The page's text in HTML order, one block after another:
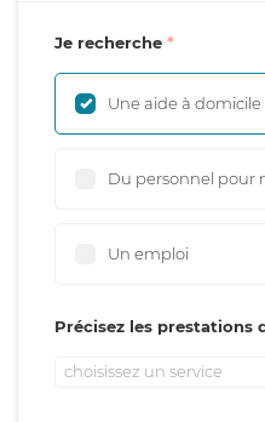
Je recherche
Une aide à domicile
Du personnel pour
Un emploi
Précisez les prestations
choisissez un service